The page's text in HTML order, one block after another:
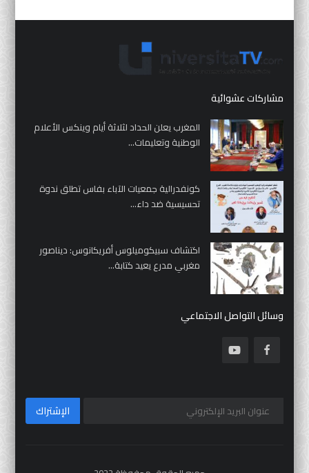
مشاركات عشوائية
المغرب يعلن الحداد لثلاثة أيام وينكس الأعلام
الوطنية وتعليمات...
كونفدرالية جمعيات الآباء بفاس تطلق ندوة
تحسيسية ضد داء...
اكتشاف سبيكوميلوس أفريكانوس: ديناصور
مغربي مدرع يعيد كتابة...
وسائل التواصل الاجتماعي
الإشتراك